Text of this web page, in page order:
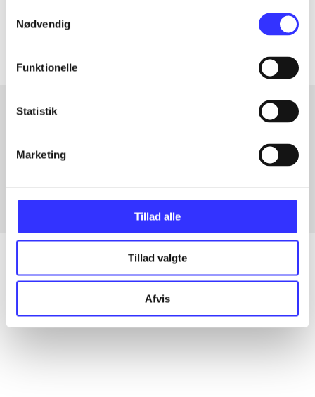
Nødvendig
Funktionelle
Statistik
Marketing
Tillad alle
Tillad valgte
Afvis
Artiklerne i
Fra
Alle registrerede artikler fordelt på udgivelser